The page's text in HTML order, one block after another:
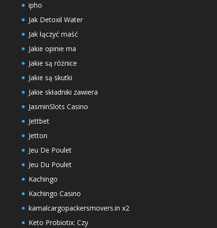
ipho
Jak Detoxil Water
Jak łączyć maść
Jakie opinie ma
Jakie są różnice
Jakie są skutki
Jakie składniki zawiera
JasminSlots Casino
Jettbet
Jetton
Jeu De Poulet
Jeu Du Poulet
Kachingo
Kachingo Casino
kamalcargopackersmovers.in x2
Keto Probiotix: Czy